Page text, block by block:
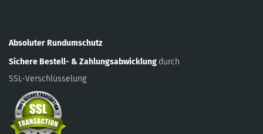
Absoluter Rundumschutz
Sichere Bestell- & Zahlungsabwicklung durch
SSL-Verschlüsselung